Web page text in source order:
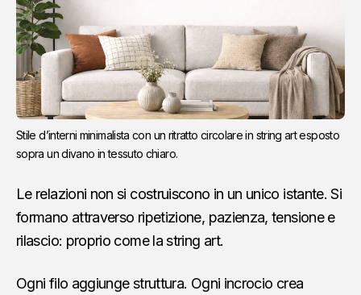
Stile d’interni minimalista con un ritratto circolare in string art esposto
sopra un divano in tessuto chiaro.
Le relazioni non si costruiscono in un unico istante. Si
formano attraverso ripetizione, pazienza, tensione e
rilascio: proprio come la string art.
Ogni filo aggiunge struttura. Ogni incrocio crea